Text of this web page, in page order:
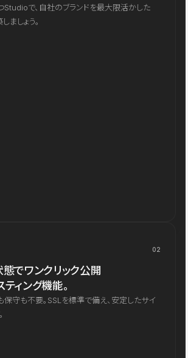
Studioで、自社のブランドを最大限活かした
ましょう。
02
でワンクリック公開
ィング機能。
守も不要。SSLを標準で備え、安定したサイ